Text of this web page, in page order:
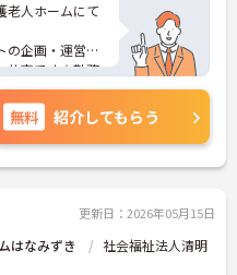
老人ホームにて
の企画・運営ま
仕事です☆勤務
スタイルに合わ
ントなど、さら
ご相談くださ
無料 紹介してもらう
更新日：2026年05月15日
はなみずき
社会福祉法人清明